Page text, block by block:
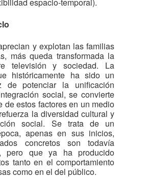
y explotan las familias
más queda transformada la
televisión y sociedad. La
históricamente ha sido un
de potenciar la unificación
social, se convierte
de estos factores en un medio
la diversidad cultural y
social. Se trata de un
apenas en sus inicios,
concretos son todavía
pero que ya ha producido
tanto en el comportamiento
como en el del público.